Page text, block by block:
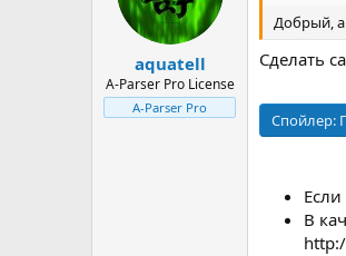
aquatell
A-Parser Pro License
A-Parser Pro
Добрый, а
Сделать
Спойлер:
В